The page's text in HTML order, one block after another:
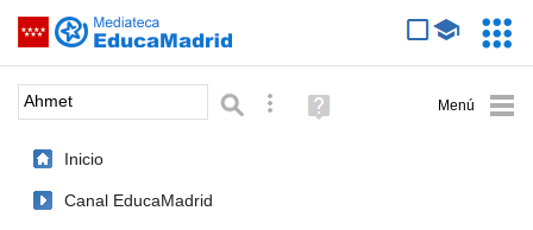
Saltar navegación
Palabra o frase: Búsqueda avanzada
Ayuda
(en
Inicio
Canal EducaMadrid